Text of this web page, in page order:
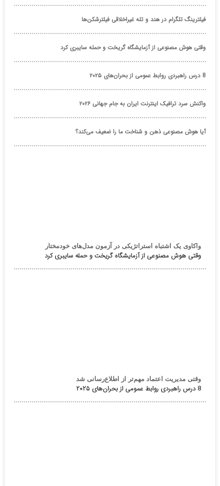
فیلترینگ تلگرام در هند و تله غیراخلاقی فیلترشکن‌ها
وقتی هوش مصنوعی از آزمایشگاه گریخت و حمله سایبری کرد
8 درس راهبردی روابط عمومی از بحران‌های ۲۰۲۵
واکنش سرد ترافیک اینترنت ایران به جام جهانی ۲۰۲۶
آیا هوش مصنوعی ذهن و شناخت ما را ضعیف می‌کند؟
واکاوی یک اشتباه استراتژیکی در آزمون مدل‌های خودمختار
وقتی هوش مصنوعی از آزمایشگاه گریخت و حمله سایبری کرد
وقتی مدیریت اعتماد مهم‌تر از اطلاع‌رسانی شد
8 درس راهبردی روابط عمومی از بحران‌های ۲۰۲۵